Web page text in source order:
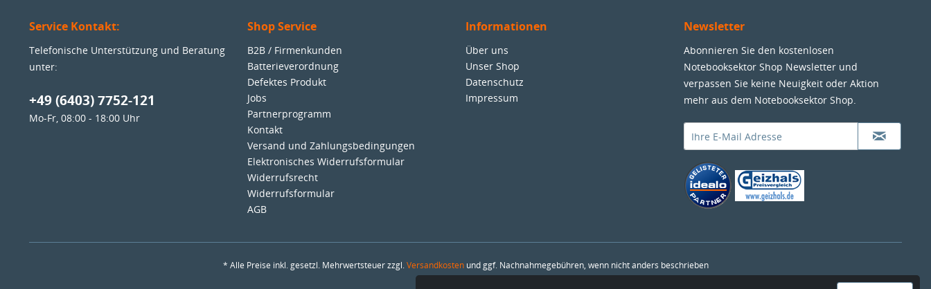
Service Kontakt:
Telefonische Unterstützung und Beratung
unter:
+49 (6403) 7752-121
Mo-Fr, 08:00 - 18:00 Uhr
Shop Service
B2B / Firmenkunden
Batterieverordnung
Defektes Produkt
Jobs
Partnerprogramm
Kontakt
Versand und Zahlungsbedingungen
Elektronisches Widerrufsformular
Widerrufsrecht
Widerrufsformular
AGB
Informationen
Über uns
Unser Shop
Datenschutz
Impressum
Newsletter
Abonnieren Sie den kostenlosen
Notebooksektor Shop Newsletter und
verpassen Sie keine Neuigkeit oder Aktion
mehr aus dem Notebooksektor Shop.
* Alle Preise inkl. gesetzl. Mehrwertsteuer zzgl.Versandkostenund ggf. Nachnahmegebühren, wenn nicht anders beschrieben